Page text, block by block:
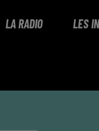
LA RADIO LES